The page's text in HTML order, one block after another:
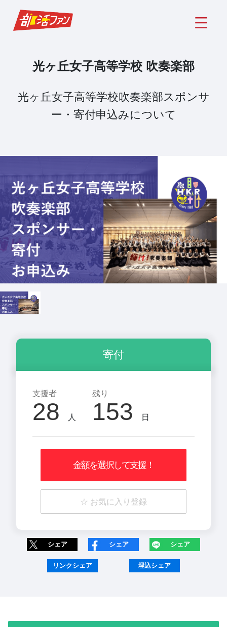
光ヶ丘女子高等学校 吹奏楽部
光ヶ丘女子高等学校吹奏楽部スポンサ
ー・寄付申込みについて
寄付
支援者
28 人
残り
153 日
金額を選択して支援！
☆ お気に入り登録
シェア シェア シェア
リンクシェア 埋込シェア